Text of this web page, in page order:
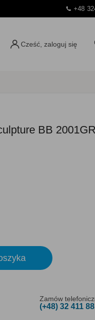
+48
Cześć, zaloguj się
BB
Zamów
(+48) 32 411